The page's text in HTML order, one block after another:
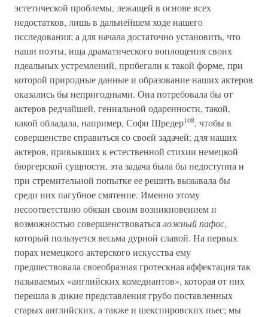
эстетической проблемы, лежащей в основе всех
недостатков, лишь в дальнейшем ходе нашего
исследования; а для начала достаточно установить, что
наши поэты, ища драматического воплощения своих
идеальных устремлений, прибегали к такой форме, при
которой природные данные и образование наших актеров
оказались бы непригодными. Она потребовала бы от
актеров редчайшей, гениальной одаренности, такой,
какой обладала, например, Софи Шредер108, чтобы в
совершенстве справиться со своей задачей; для наших
актеров, привыкших к естественной стихии немецкой
бюргерской сущности, эта задача была бы недоступна и
при стремительной попытке ее решить вызывала бы
среди них пагубное смятение. Именно этому
несоответствию обязан своим возникновением и
возможностью совершенствоватьсяложный пафос,
который пользуется весьма дурной славой. На первых
порах немецкого актерского искусства ему
предшествовала своеобразная гротескная аффектация так
называемых «английских комедиантов», которая от них
перешла в дикие представления грубо поставленных
старых английских, а также и шекспировских пьес; мы